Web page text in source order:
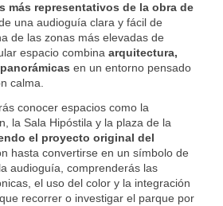
más representativos de la obra de
una audioguía clara y fácil de
de las zonas más elevadas de
espacio combina arquitectura,
en un entorno pensado
calma.
conocer espacios como la
la Sala Hipóstila y la plaza de la
el proyecto original del
hasta convertirse en un símbolo de
audioguía, comprenderás las
el uso del color y la integración
recorrer o investigar el parque por